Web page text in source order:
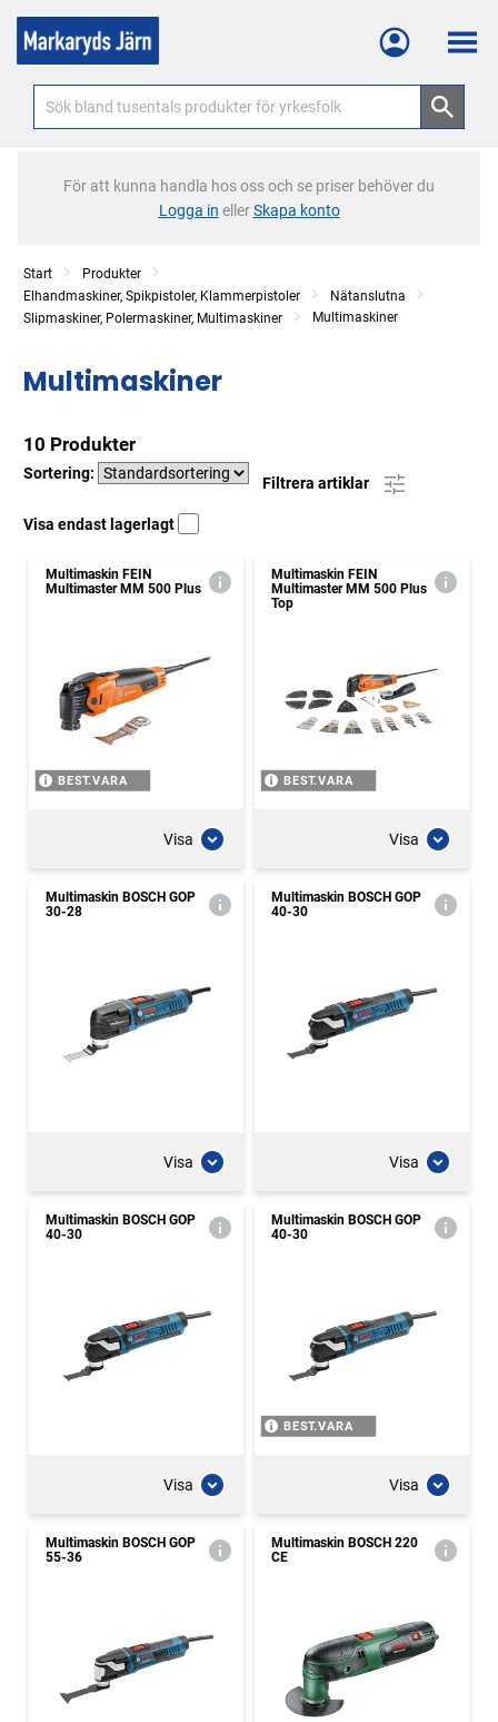
Meny
För att kunna handla hos oss och se priser behöver du
Logga in ellerSkapa konto
Start
Produkter
Elhandmaskiner, Spikpistoler, Klammerpistoler
Nätanslutna
Slipmaskiner, Polermaskiner, Multimaskiner
Multimaskiner
Multimaskiner
10 Produkter
Sortering:
Filtrera artiklar
Visa endast lagerlagt
Multimaskin FEIN
Multimaster MM 500 Plus
BEST.VARA
Visa
Multimaskin FEIN
Multimaster MM 500 Plus
Top
BEST.VARA
Visa
Multimaskin BOSCH GOP
30-28
Visa
Multimaskin BOSCH GOP
40-30
Visa
Multimaskin BOSCH GOP
40-30
Visa
Multimaskin BOSCH GOP
40-30
BEST.VARA
Visa
Multimaskin BOSCH GOP
55-36
Multimaskin BOSCH 220
CE